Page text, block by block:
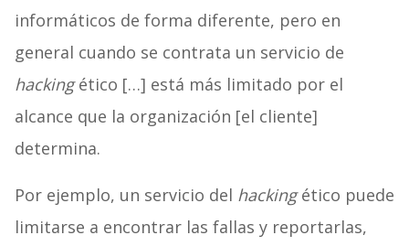
informáticos de forma diferente, pero en
general cuando se contrata un servicio de
hackingético […] está más limitado por el
alcance que la organización [el cliente]
determina.
Por ejemplo, un servicio del hackingético puede
limitarse a encontrar las fallas y reportarlas,